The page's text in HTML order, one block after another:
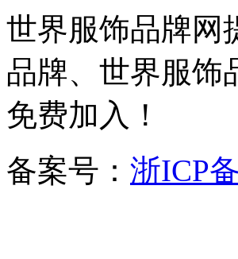
世界服饰品牌网
品牌、世界服饰
免费加入！
备案号： 浙ICP